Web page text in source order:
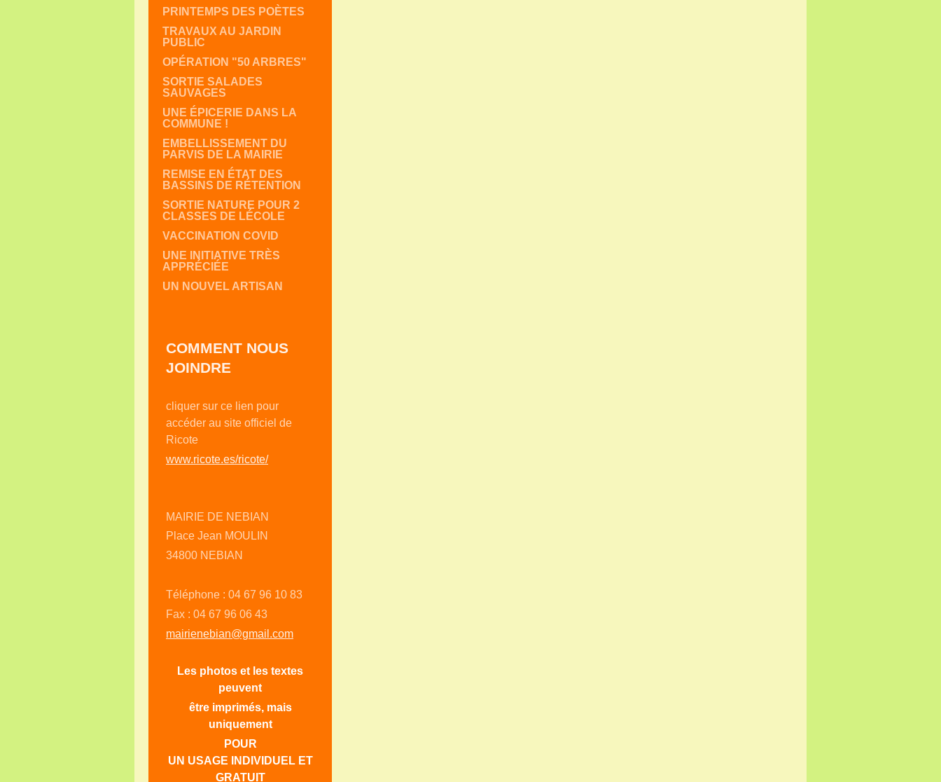
PRINTEMPS DES POÈTES
TRAVAUX AU JARDIN
PUBLIC
OPÉRATION "50 ARBRES"
SORTIE SALADES
SAUVAGES
UNE ÉPICERIE DANS LA
COMMUNE !
EMBELLISSEMENT DU
PARVIS DE LA MAIRIE
REMISE EN ÉTAT DES
BASSINS DE RÉTENTION
SORTIE NATURE POUR 2
CLASSES DE LÉCOLE
VACCINATION COVID
UNE INITIATIVE TRÈS
APPRÉCIÉE
UN NOUVEL ARTISAN
COMMENT NOUS
JOINDRE
cliquer sur ce lien pour
accéder au site officiel de
Ricote
www.ricote.es/ricote/
MAIRIE DE NEBIAN
Place Jean MOULIN
34800 NEBIAN
Téléphone : 04 67 96 10 83
Fax : 04 67 96 06 43
mairienebian@gmail.com
Les photos et les textes
peuvent
être imprimés, mais
uniquement
POUR
UN USAGE INDIVIDUEL ET
GRATUIT